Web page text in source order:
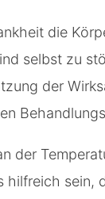
die
selbst zu
der
der
hilfreich sein,